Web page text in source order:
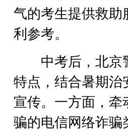
气的考生提供救助
利参考。
中考后，北京
特点，结合暑期治
宣传。一方面，牵
骗的电信网络诈骗